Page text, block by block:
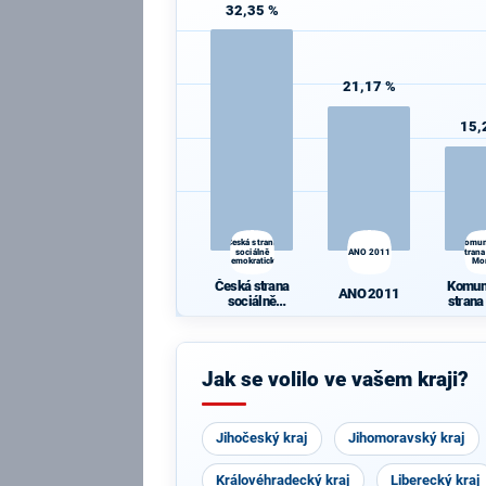
32,35 %
Česká strana
sociálně
demokratická
Česká strana
sociálně
21,17 %
ANO 2011
ANO 2011
strana
strana
Jak se volilo ve vašem kraji?
Jihočeský kraj Jihomoravský kraj
Královéhradecký kraj Liberecký kraj